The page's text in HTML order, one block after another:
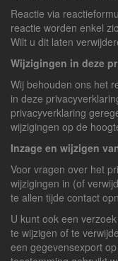
Reactie via
reactie worden enkel
Wilt u dit laten
Wijzigingen in deze
Wij behouden ons het
in deze
privacyverklaring
wijzigingen op de
Inzage en wijzigen
Voor vragen over het
wijzigingen in (of
te allen tijde contact
U kunt ook een
te wijzigen of te
een gegevensexport